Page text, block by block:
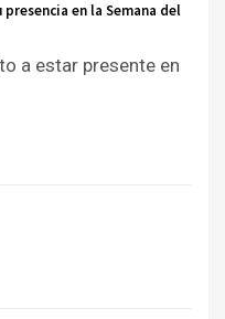
en la Semana del
a estar presente en